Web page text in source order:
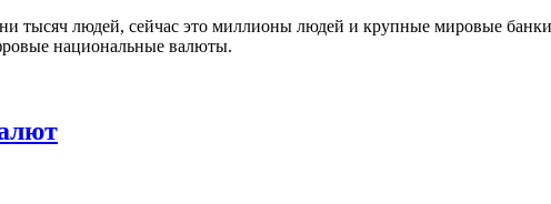
тысяч людей, сейчас это миллионы людей и крупные мировые
национальные валюты.